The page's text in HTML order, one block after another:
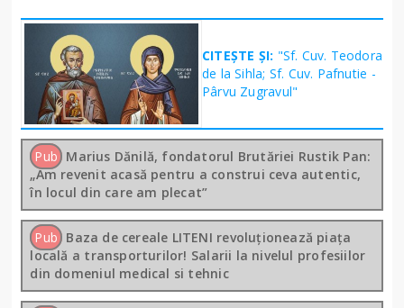
CITEȘTE ȘI: "Sf. Cuv. Teodora
de la Sihla; Sf. Cuv. Pafnutie -
Pârvu Zugravul"
Pub Marius Dănilă, fondatorul Brutăriei Rustik Pan:
„Am revenit acasă pentru a construi ceva autentic,
în locul din care am plecat”
Pub Baza de cereale LITENI revoluționează piața
locală a transporturilor! Salarii la nivelul profesiilor
din domeniul medical si tehnic